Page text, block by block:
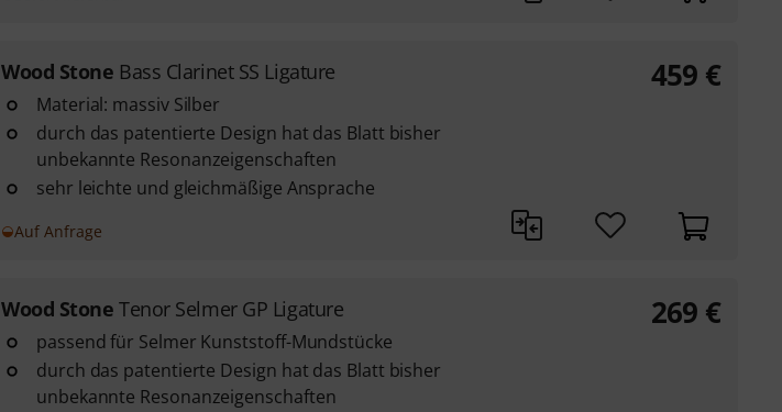
Wood Stone Bass Clarinet SS Ligature
Material: massiv Silber
durch das patentierte Design hat das Blatt bisher
unbekannte Resonanzeigenschaften
sehr leichte und gleichmäßige Ansprache
Auf Anfrage
459 €
Wood Stone Tenor Selmer GP Ligature
passend für Selmer Kunststoff-Mundstücke
durch das patentierte Design hat das Blatt bisher
unbekannte Resonanzeigenschaften
269 €